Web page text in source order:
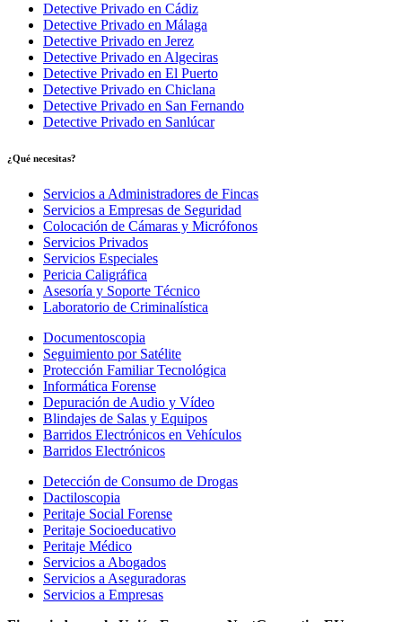
Detective Privado en Cádiz
Detective Privado en Málaga
Detective Privado en Jerez
Detective Privado en Algeciras
Detective Privado en El Puerto
Detective Privado en Chiclana
Detective Privado en San Fernando
Detective Privado en Sanlúcar
¿Qué necesitas?
Servicios a Administradores de Fincas
Servicios a Empresas de Seguridad
Colocación de Cámaras y Micrófonos
Servicios Privados
Servicios Especiales
Pericia Caligráfica
Asesoría y Soporte Técnico
Laboratorio de Criminalística
Documentoscopia
Seguimiento por Satélite
Protección Familiar Tecnológica
Informática Forense
Depuración de Audio y Vídeo
Blindajes de Salas y Equipos
Barridos Electrónicos en Vehículos
Barridos Electrónicos
Detección de Consumo de Drogas
Dactiloscopia
Peritaje Social Forense
Peritaje Socioeducativo
Peritaje Médico
Servicios a Abogados
Servicios a Aseguradoras
Servicios a Empresas